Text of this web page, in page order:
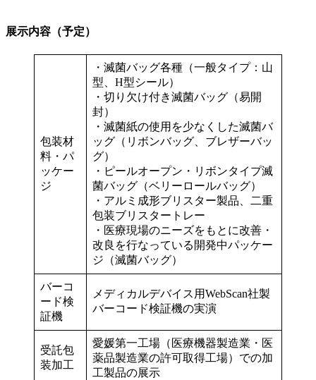
展示内容（予定）
包装材
料・パ
ッケー
ジ
・滅菌バッグ各種（一般タイプ：山
型、H型シール）
・切り欠け付き滅菌バッグ（易開
封）
・滅菌紙の使用を少なくした滅菌バ
ッグ（リボンバッグ、ブレザーバッ
グ）
・ピールオープン・リボンタイプ滅
菌バッグ（ベリーロールバッグ）
・アルミ成形ブリスター製品、二重
包装ブリスタートレー
・医療現場のニーズをもとに改善・
改良を行なっている開発中パッケー
ジ（滅菌バッグ）
バーコ
ード検
証機
メディカルデバイス用WebScan社製
バーコード検証機の実演
受託包
装加工
愛媛第一工場（医療機器製造業・医
薬品製造業の許可取得工場）での加
工製品の展示